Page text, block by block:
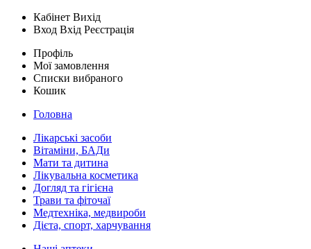
Кабінет Вихід
Вход Вхід Реєстрація
Профіль
Мої замовлення
Списки вибраного
Кошик
Головна
Лікарські засоби
Вітаміни, БАДи
Мати та дитина
Лікувальна косметика
Догляд та гігієна
Трави та фіточаї
Медтехніка, медвироби
Дієта, спорт, харчування